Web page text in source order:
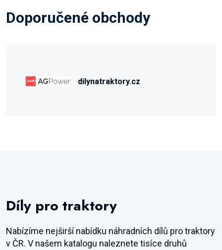
Doporučené obchody
dilynatraktory.cz
Díly pro traktory
Nabízíme nejširší nabídku náhradních dílů pro traktory
v ČR. V našem katalogu naleznete tisíce druhů